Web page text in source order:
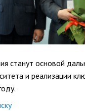
станут основой
и реализации